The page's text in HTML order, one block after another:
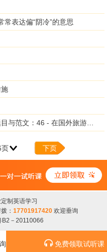
表达偏“阴冷”的意思
写作练习 | 英语写作高分范文60篇题目与范文：46 - 在国外旅游时的礼仪
下页
制英语学习
：17701917420 欢迎垂询
－20110066
 免费领取试听课